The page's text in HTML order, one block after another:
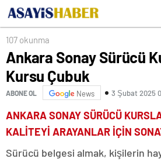
107 okunma
Ankara Sonay Sürücü
Kursu Çubuk
ABONE OL News 3 Şubat 2025
ANKARA SONAY SÜRÜCÜ
KALİTEYİ ARAYANLAR İÇİN
Sürücü belgesi almak, kişilerin